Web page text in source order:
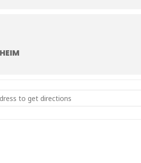
100% Johnny Hallyday []